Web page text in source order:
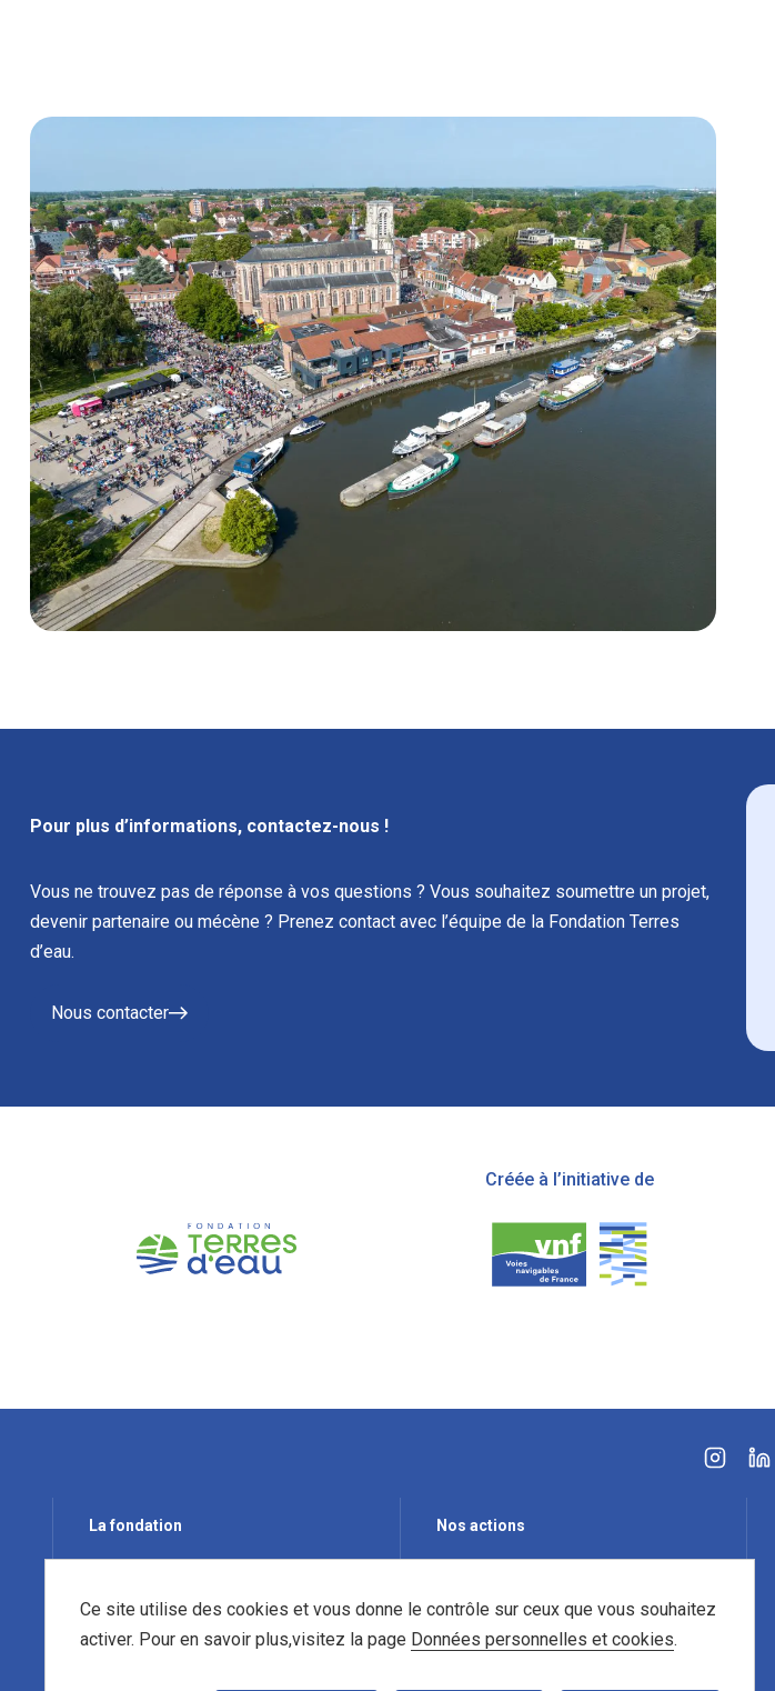
Pour plus d’informations, contactez-nous !
Vous ne trouvez pas de réponse à vos questions ? Vous souhaitez soumettre un projet,
devenir partenaire ou mécène ? Prenez contact avec l’équipe de la Fondation Terres
d’eau.
Nous contacter
Créée à l’initiative de
La fondation
Notre engagement
Nos actions
Protéger la biodiversité
Sauvegarder le patrimoine bâti
Ce site utilise des cookies et vous donne le contrôle sur ceux que vous souhaitez
activer. Pour en savoir plus,visitez la page Données personnelles et cookies.